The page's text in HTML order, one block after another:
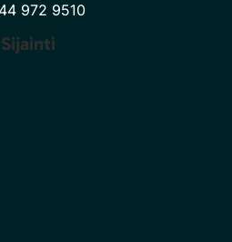
972 9510
Sijainti